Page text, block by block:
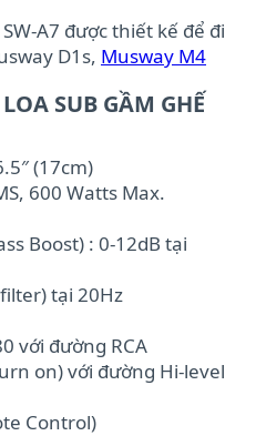
A7 được thiết kế để đi
D1s, Musway M4
SUB GẦM GHẾ
(17cm)
600 Watts Max.
Boost) : 0-12dB tại
tại 20Hz
với đường RCA
on) với đường Hi-level
Control)